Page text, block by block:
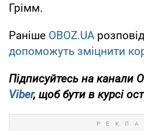
Грімм.
Раніше OBOZ.UA
допоможуть зміцнити
Підписуйтесь на канали
Viber, щоб бути в курсі